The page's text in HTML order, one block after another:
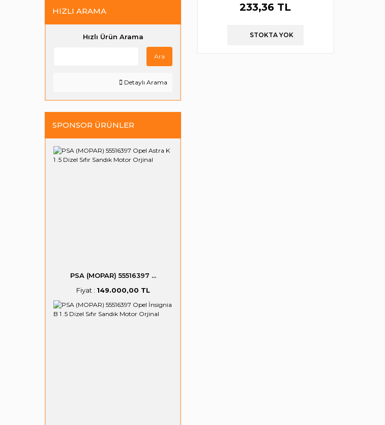
HIZLI ARAMA
Hızlı Ürün Arama
Ara
Detaylı Arama
SPONSOR ÜRÜNLER
PSA (MOPAR) 55516397 ...
Fiyat : 149.000,00 TL
233,36 TL
STOKTA YOK